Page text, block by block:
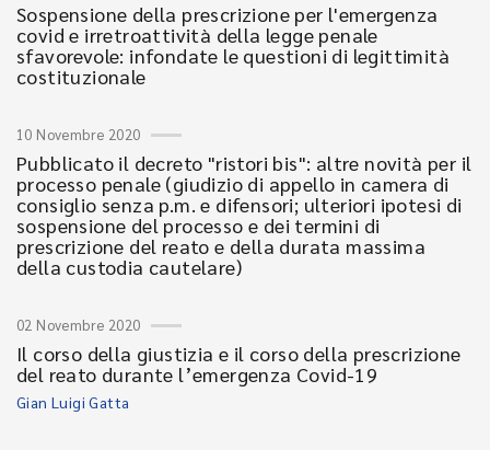
Sospensione della prescrizione per l'emergenza
covid e irretroattività della legge penale
sfavorevole: infondate le questioni di legittimità
costituzionale
10 Novembre 2020
Pubblicato il decreto "ristori bis": altre novità per il
processo penale (giudizio di appello in camera di
consiglio senza p.m. e difensori; ulteriori ipotesi di
sospensione del processo e dei termini di
prescrizione del reato e della durata massima
della custodia cautelare)
02 Novembre 2020
Il corso della giustizia e il corso della prescrizione
del reato durante l’emergenza Covid-19
Gian Luigi Gatta